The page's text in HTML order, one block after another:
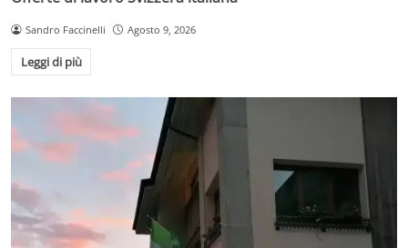
Sandro Faccinelli Agosto 9, 2026
Leggi di più